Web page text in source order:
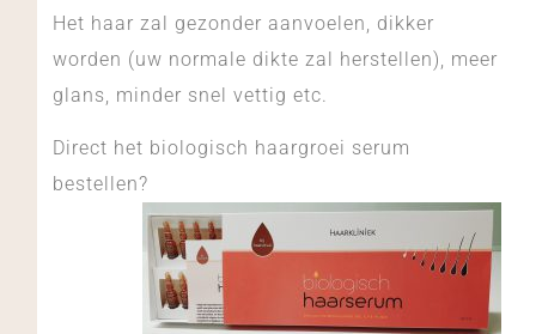
Het haar zal gezonder aanvoelen, dikker
worden (uw normale dikte zal herstellen), meer
glans, minder snel vettig etc.
Direct het biologisch haargroei serum
bestellen?